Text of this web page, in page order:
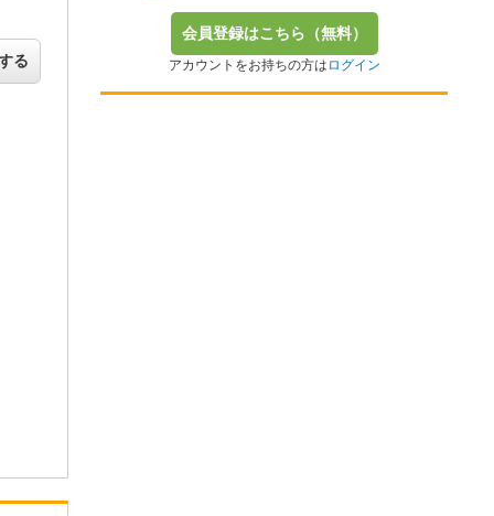
る
会員登録はこちら（無料）
アカウントをお持ちの方は ログイン